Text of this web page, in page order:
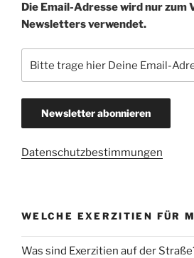
Die Email-Adresse wird nur zum
Newsletters verwendet.
Datenschutzbestimmungen
WELCHE EXERZITIEN FÜR
Was sind Exerzitien auf der